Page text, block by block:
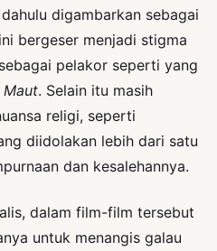
digambarkan sebagai
bergeser menjadi stigma
pelakor seperti yang
Maut. Selain itu masih
religi, seperti
diidolakan lebih dari satu
dan kesalehannya.
dalam film-film tersebut
untuk menangis galau